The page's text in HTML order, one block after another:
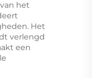
het
Het
verlengd
een